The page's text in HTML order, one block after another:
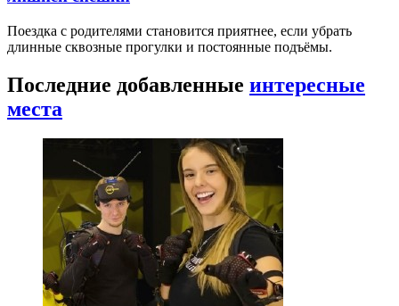
Поездка с родителями становится приятнее, если убрать
длинные сквозные прогулки и постоянные подъёмы.
Последние добавленные интересные
места